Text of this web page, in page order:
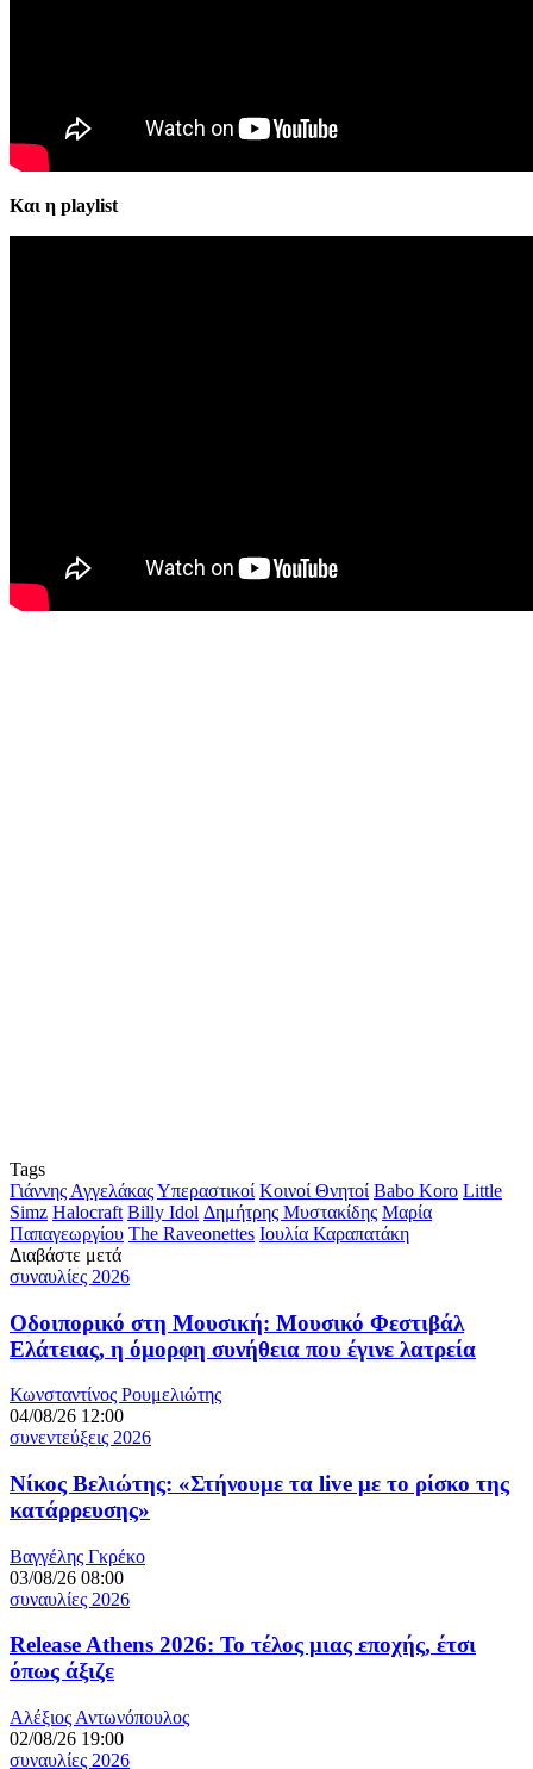
Και η playlist
Tags
Γιάννης ΑγγελάκαςΥπεραστικοί Κοινοί Θνητοί Babo Koro Little
Simz Halocraft Billy Idol Δημήτρης Μυστακίδης Μαρία
Παπαγεωργίου The Raveonettes Ιουλία Καραπατάκη
Διαβάστε μετά
συναυλίες 2026
Οδοιπορικό στη Μουσική: Μουσικό Φεστιβάλ
Ελάτειας, η όμορφη συνήθεια που έγινε λατρεία
Κωνσταντίνος Ρουμελιώτης
04/08/26 12:00
συνεντεύξεις 2026
Νίκος Βελιώτης: «Στήνουμε τα live με το ρίσκο της
κατάρρευσης»
Βαγγέλης Γκρέκο
03/08/26 08:00
συναυλίες 2026
Release Athens 2026: Το τέλος μιας εποχής, έτσι
όπως άξιζε
Αλέξιος Αντωνόπουλος
02/08/26 19:00
συναυλίες 2026